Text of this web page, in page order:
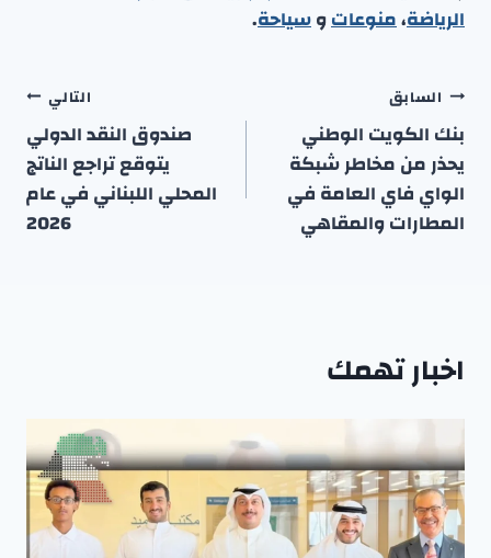
الرياضة،منوعاتوسياحة.
تصفّح
المقالات
السابق
بنك الكويت الوطني
يحذر من مخاطر شبكة
الواي فاي العامة في
المطارات والمقاهي
التالي
صندوق النقد الدولي
يتوقع تراجع الناتج
المحلي اللبناني في عام
2026
اخبار تهمك